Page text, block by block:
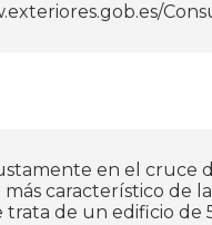
en el cruce
característico
trata de un edificio